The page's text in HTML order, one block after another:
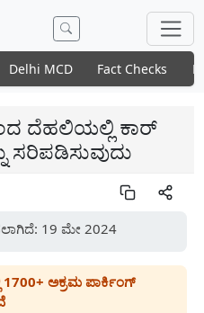
Delhi MCD Fact Checks
ದೆಹಲಿಯಲ್ಲಿ ಕಾರ್
ಸರಿಪಡಿಸುವುದು
19 ಮೇ 2024
ಅಕ್ರಮ ಪಾರ್ಕಿಂಗ್